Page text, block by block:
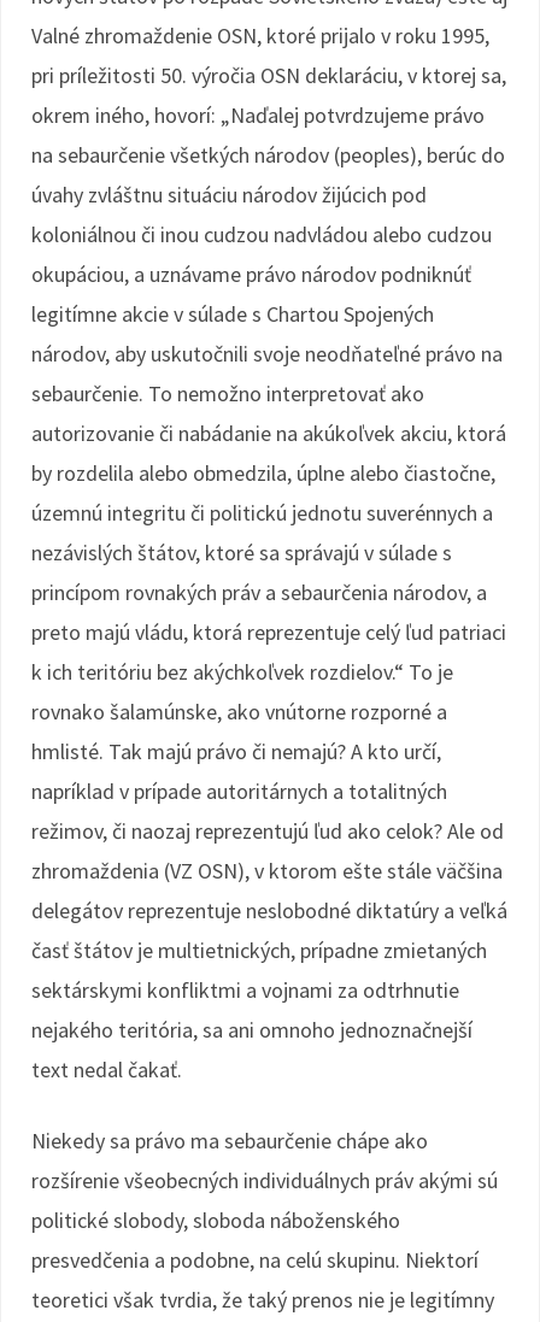
Valné zhromaždenie OSN, ktoré prijalo v roku 1995,
pri príležitosti 50. výročia OSN deklaráciu, v ktorej sa,
okrem iného, hovorí: „Naďalej potvrdzujeme právo
na sebaurčenie všetkých národov (peoples), berúc do
úvahy zvláštnu situáciu národov žijúcich pod
koloniálnou či inou cudzou nadvládou alebo cudzou
okupáciou, a uznávame právo národov podniknúť
legitímne akcie v súlade s Chartou Spojených
národov, aby uskutočnili svoje neodňateľné právo na
sebaurčenie. To nemožno interpretovať ako
autorizovanie či nabádanie na akúkoľvek akciu, ktorá
by rozdelila alebo obmedzila, úplne alebo čiastočne,
územnú integritu či politickú jednotu suverénnych a
nezávislých štátov, ktoré sa správajú v súlade s
princípom rovnakých práv a sebaurčenia národov, a
preto majú vládu, ktorá reprezentuje celý ľud patriaci
k ich teritóriu bez akýchkoľvek rozdielov.“ To je
rovnako šalamúnske, ako vnútorne rozporné a
hmlisté. Tak majú právo či nemajú? A kto určí,
napríklad v prípade autoritárnych a totalitných
režimov, či naozaj reprezentujú ľud ako celok? Ale od
zhromaždenia (VZ OSN), v ktorom ešte stále väčšina
delegátov reprezentuje neslobodné diktatúry a veľká
časť štátov je multietnických, prípadne zmietaných
sektárskymi konfliktmi a vojnami za odtrhnutie
nejakého teritória, sa ani omnoho jednoznačnejší
text nedal čakať.
Niekedy sa právo ma sebaurčenie chápe ako
rozšírenie všeobecných individuálnych práv akými sú
politické slobody, sloboda náboženského
presvedčenia a podobne, na celú skupinu. Niektorí
teoretici však tvrdia, že taký prenos nie je legitímny